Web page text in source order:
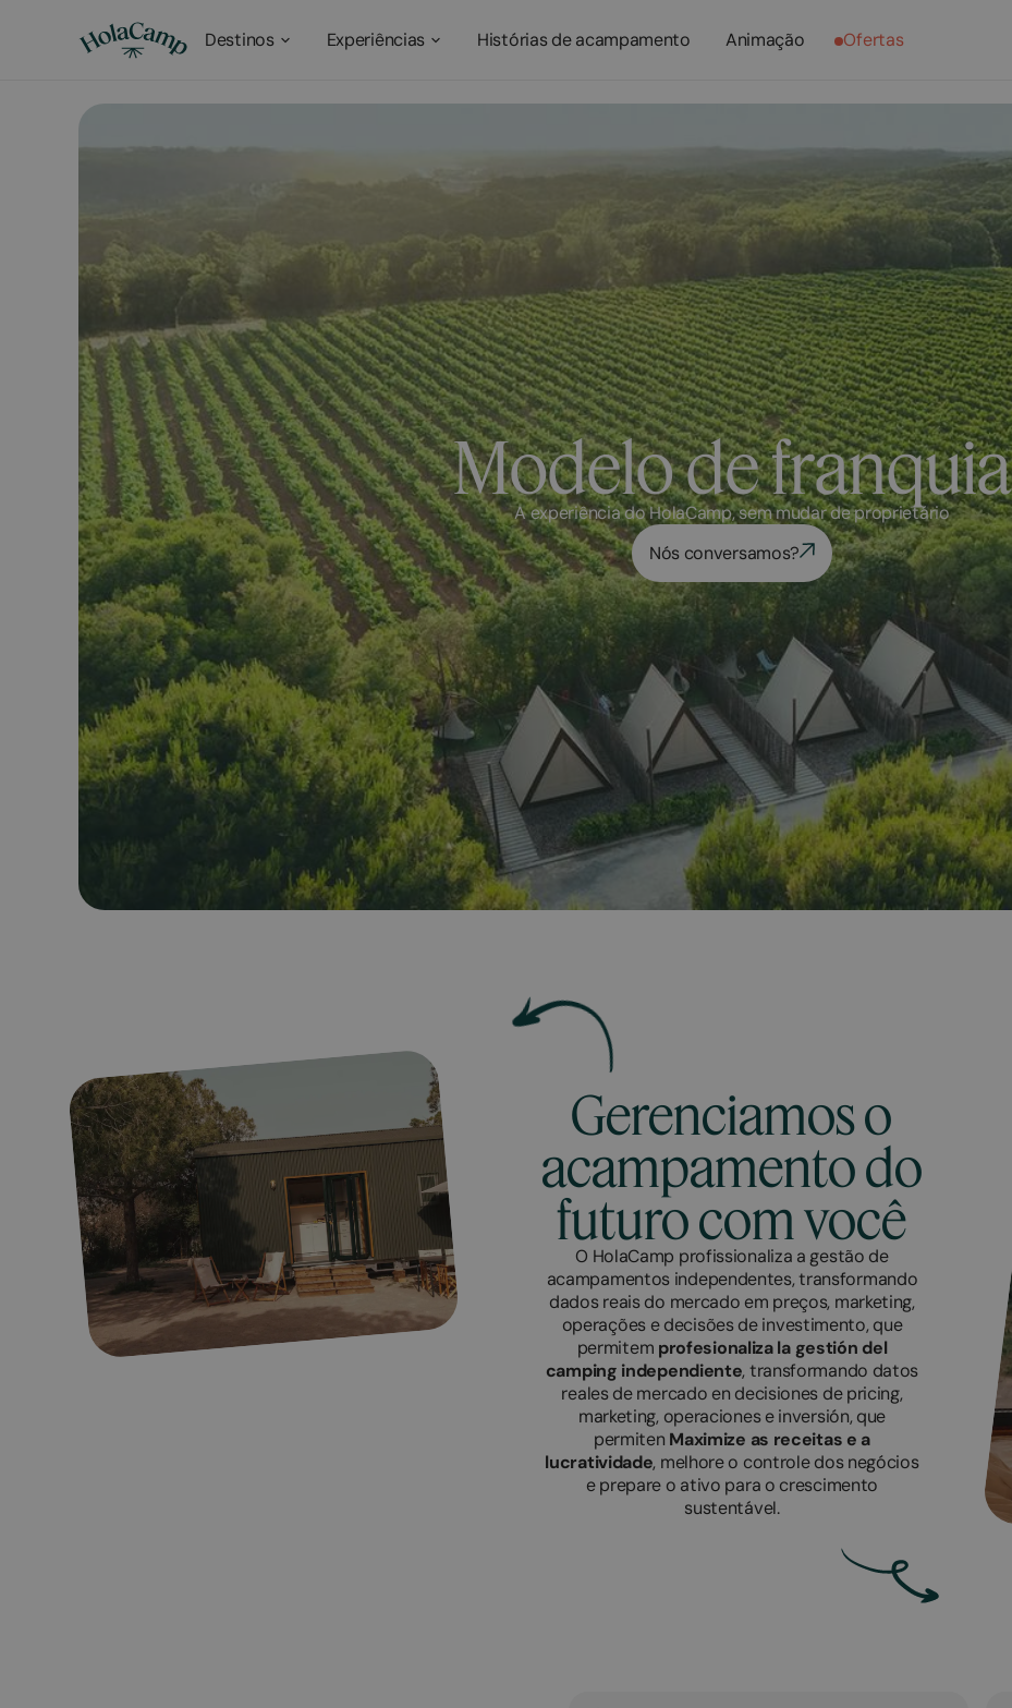
Destinos Experiências Histórias de acampamento Animação Ofertas
Modelo de franquia
A experiência do HolaCamp, sem mudar de proprietário
Nós conversamos?
Gerenciamos o
acampamento do
futuro com você
O HolaCamp profissionaliza a gestão de
acampamentos independentes, transformando
dados reais do mercado em preços, marketing,
operações e decisões de investimento, que
permitem profesionaliza la gestión del
camping independiente, transformando datos
reales de mercado en decisiones de pricing,
marketing, operaciones e inversión, que
permiten Maximize as receitas e a
lucratividade, melhore o controle dos negócios
e prepare o ativo para o crescimento
sustentável.